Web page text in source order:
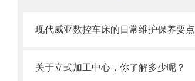
现代威亚数控车床的日常维护保养要点
关于立式加工中心，你了解多少呢？